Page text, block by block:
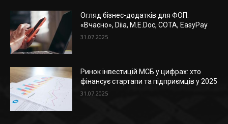
Огляд бізнес-додатків для ФОП:
«Вчасно», Diia, M.E.Doc, СОТА, EasyPay
31.07.2025
Ринок інвестицій МСБ у цифрах: хто
фінансує стартапи та підприємців у 2025
31.07.2025